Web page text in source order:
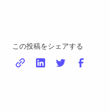
この投稿をシェアする